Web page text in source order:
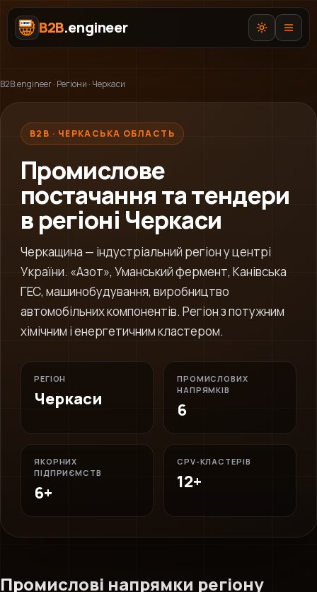
B2B.engineer
Про нас
Послуги
Prozorro AI
Категорії
AI-Експерт ВЕД
UA EN RU
B2B.engineer· Регіони · Черкаси
B2B · ЧЕРКАСЬКА ОБЛАСТЬ
Промислове
постачання та тендери
в регіоні Черкаси
Черкащина — індустріальний регіон у центрі
України. «Азот», Уманський фермент, Канівська
ГЕС, машинобудування, виробництво
автомобільних компонентів. Регіон з потужним
хімічним і енергетичним кластером.
РЕГІОН
Черкаси
ПРОМИСЛОВИХ
НАПРЯМКІВ
6
ЯКОРНИХ
ПІДПРИЄМСТВ
6+
CPV-КЛАСТЕРІВ
12+
Промислові напрямки регіону